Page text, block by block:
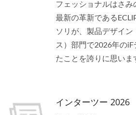
フェッショナルはさみ
最新の革新である
ソリが、製品デザイ
ス）部門で2026年の
たことを誇りに思いま
インターツー 2026